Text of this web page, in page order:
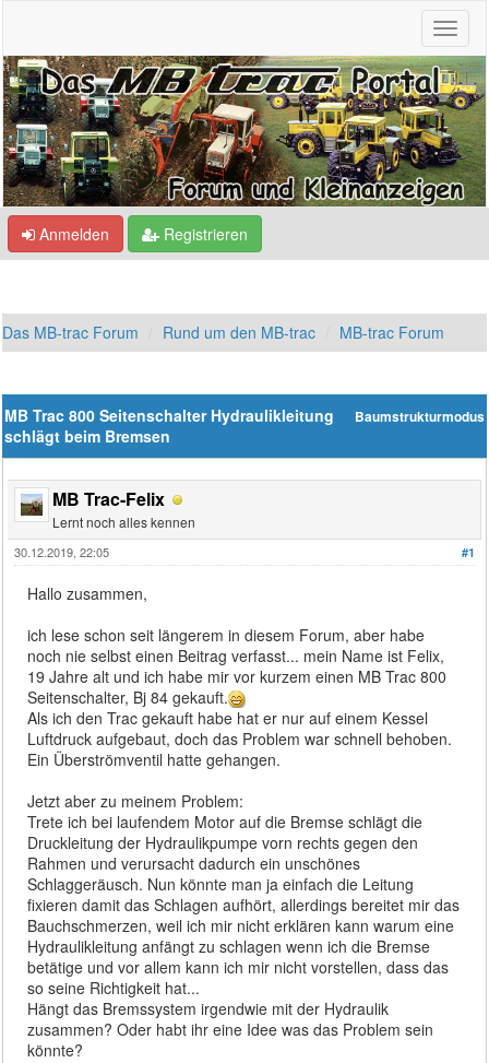
Anmelden Registrieren
Das MB-trac Forum Rund um den MB-trac MB-trac Forum
Baumstrukturmodus
MB Trac 800 Seitenschalter Hydraulikleitung
schlägt beim Bremsen
MB Trac-Felix
Lernt noch alles kennen
#1
30.12.2019, 22:05
Hallo zusammen,
ich lese schon seit längerem in diesem Forum, aber habe
noch nie selbst einen Beitrag verfasst... mein Name ist Felix,
19 Jahre alt und ich habe mir vor kurzem einen MB Trac 800
Seitenschalter, Bj 84 gekauft.
Als ich den Trac gekauft habe hat er nur auf einem Kessel
Luftdruck aufgebaut, doch das Problem war schnell behoben.
Ein Überströmventil hatte gehangen.
Jetzt aber zu meinem Problem:
Trete ich bei laufendem Motor auf die Bremse schlägt die
Druckleitung der Hydraulikpumpe vorn rechts gegen den
Rahmen und verursacht dadurch ein unschönes
Schlaggeräusch. Nun könnte man ja einfach die Leitung
fixieren damit das Schlagen aufhört, allerdings bereitet mir das
Bauchschmerzen, weil ich mir nicht erklären kann warum eine
Hydraulikleitung anfängt zu schlagen wenn ich die Bremse
betätige und vor allem kann ich mir nicht vorstellen, dass das
so seine Richtigkeit hat...
Hängt das Bremssystem irgendwie mit der Hydraulik
zusammen? Oder habt ihr eine Idee was das Problem sein
könnte?